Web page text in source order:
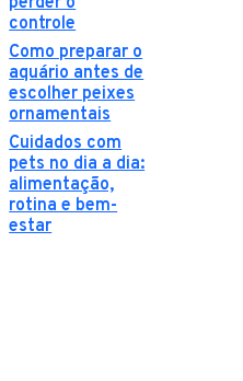
controle
Como preparar o
aquário antes de
escolher peixes
ornamentais
Cuidados com
pets no dia a dia:
alimentação,
rotina e bem-
estar